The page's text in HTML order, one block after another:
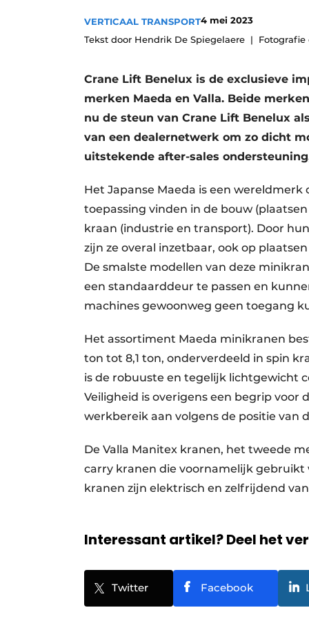
Vacature aanmelden
Vacatures
VERTICAAL TRANSPORT4 mei 2023
Tekst door Hendrik De Spiegelaere
Fotografie
Crane Lift Benelux is de exclusieve
merken Maeda en Valla. Beide
nu de steun van Crane Lift Benelux
van een dealernetwerk om zo dicht
uitstekende after-sales
Het Japanse Maeda is een
toepassing vinden in de bouw
kraan (industrie en transport). Door
zijn ze overal inzetbaar, ook op
De smalste modellen van deze
een standaarddeur te passen en
machines gewoonweg geen toegang
Het assortiment Maeda minikranen
ton tot 8,1 ton, onderverdeeld in spin
is de robuuste en tegelijk lichtgewicht
Veiligheid is overigens een begrip voor
werkbereik aan volgens de positie van
De Valla Manitex kranen, het tweede
carry kranen die voornamelijk
kranen zijn elektrisch en zelfrijdend
Interessant artikel? Deel het
Twitter Facebook